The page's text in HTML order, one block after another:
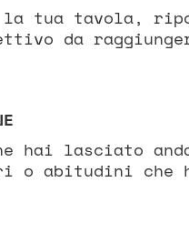
la tua tavola,
da
hai lasciato
o abitudini